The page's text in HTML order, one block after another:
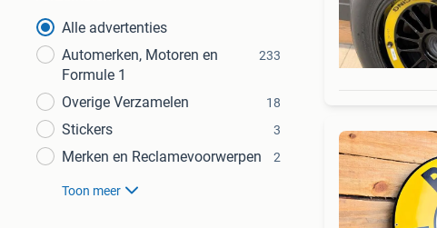
Alle advertenties
Automerken, Motoren en
Formule 1
233
Overige Verzamelen 18
Stickers 3
Merken en Reclamevoorwerpen 2
Toon meer